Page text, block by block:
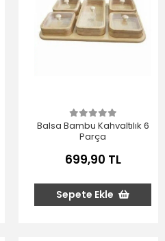
Balsa Bambu Kahvaltılık 6
Parça
699,90 TL
Sepete Ekle